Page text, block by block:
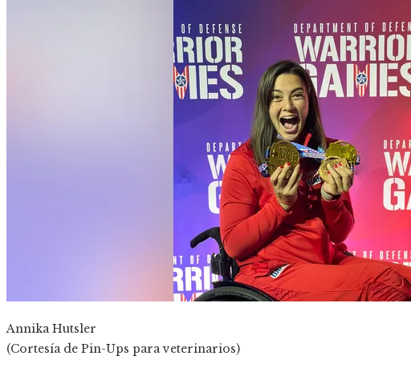
Annika Hutsler
(Cortesía de Pin-Ups para veterinarios)